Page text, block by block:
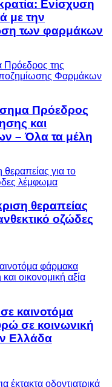
Ενίσχυση
με την
των φαρμάκων
Πρόεδρος
και
– Όλα τα μέλη
θεραπείας
οζώδες
καινοτόμα
σε κοινωνική
Ελλάδα